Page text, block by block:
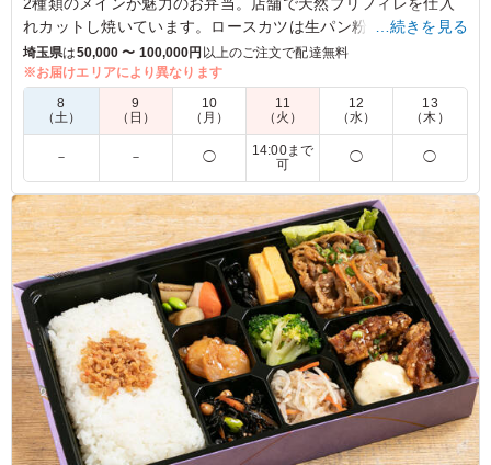
れカットし焼いています。ロースカツは生パン粉を使用し、店
舗で1枚ずつ丁寧にパン粉づけした和い寿自慢の逸品。
※ご飯の種類を変更いただけます。
※写真は「白飯」です。
どちらも主役級のオカズ2品で美味しかったです！ ごはん
もとっても美味しいお米で、大満足でした！５日間続いた
イベントの最終日に発注したのですが、最終日のお弁当タ
イムが一番盛り上がりました！
ご利用シーン： ロケ・撮影› 収録
東京都渋谷区神宮前2023/06/16
…続きを見る
埼玉県は50,000 〜 100,000円 以上のご注文で配達無料
※お届けエリアにより異なります
8
（土）
9
（日）
10
（月）
11
（火）
12
（水）
13
（木）
－ － ◯
14:00まで
可
◯ ◯